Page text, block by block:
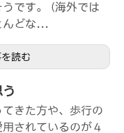
です。 (海外では
んどな...
読む
きた方や、歩行の
されているのが４